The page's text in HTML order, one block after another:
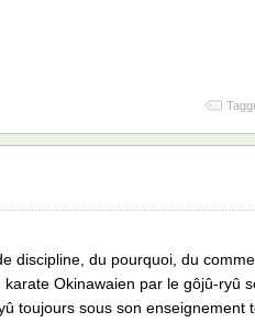
discipline, du pourquoi, du
Okinawaien par le gôjû-ryû
toujours sous son enseignement